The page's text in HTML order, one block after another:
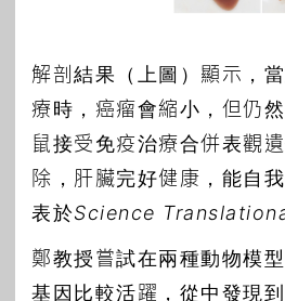
解剖結果（上圖）顯示，
療時，癌瘤會縮小，但仍
鼠接受免疫治療合併表觀
除，肝臟完好健康，能自
表於Science
鄭教授嘗試在兩種動物模
基因比較活躍，從中發現